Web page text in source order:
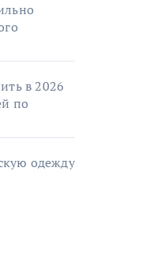
в 2026
по
одежду